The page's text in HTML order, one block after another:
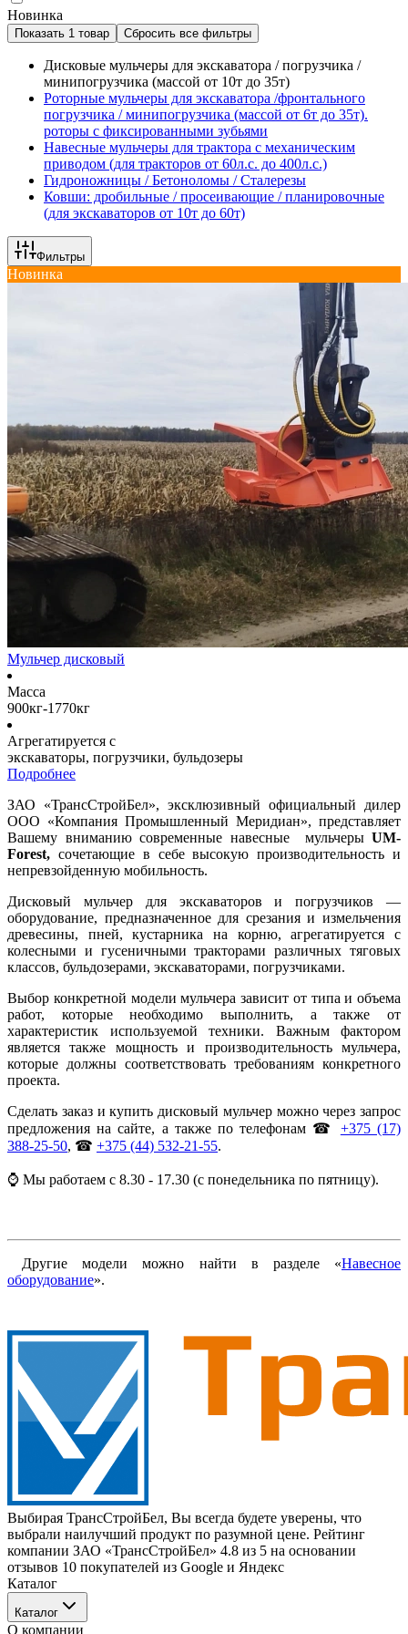
Новинка
Показать 1 товар Сбросить все фильтры
Дисковые мульчеры для экскаватора / погрузчика /
минипогрузчика (массой от 10т до 35т)
Роторные мульчеры для экскаватора /фронтального
погрузчика / минипогрузчика (массой от 6т до 35т).
роторы с фиксированными зубьями
Навесные мульчеры для трактора с механическим
приводом (для тракторов от 60л.с. до 400л.с.)
Гидроножницы / Бетоноломы / Сталерезы
Ковши: дробильные / просеивающие / планировочные
(для экскаваторов от 10т до 60т)
Фильтры
Новинка
Мульчер дисковый
Масса
900кг-1770кг
Агрегатируется с
экскаваторы, погрузчики, бульдозеры
Подробнее
ЗАО «ТрансСтройБел», эксклюзивный официальный дилер
ООО «Компания Промышленный Меридиан», представляет
Вашему вниманию современные навесные мульчеры UM-
Forest, сочетающие в себе высокую производительность и
непревзойденную мобильность.
Дисковый мульчер для экскаваторов и погрузчиков —
оборудование, предназначенное для срезания и измельчения
древесины, пней, кустарника на корню, агрегатируется с
колесными и гусеничными тракторами различных тяговых
классов, бульдозерами, экскаваторами, погрузчиками.
Выбор конкретной модели мульчера зависит от типа и объема
работ, которые необходимо выполнить, а также от
характеристик используемой техники. Важным фактором
является также мощность и производительность мульчера,
которые должны соответствовать требованиям конкретного
проекта.
Сделать заказ и купить дисковый мульчер можно через запрос
предложения на сайте, а также по телефонам ☎ +375 (17)
388-25-50, ☎ +375 (44) 532-21-55.
⌚ Мы работаем с 8.30 - 17.30 (с понедельника по пятницу).
Другие модели можно найти в разделе «Навесное
оборудование».
Выбирая ТрансСтройБел, Вы всегда будете уверены, что
выбрали наилучший продукт по разумной цене. Рейтинг
компании ЗАО «ТрансСтройБел» 4.8 из 5 на основании
отзывов 10 покупателей из Google и Яндекс
Каталог
Каталог
О компании